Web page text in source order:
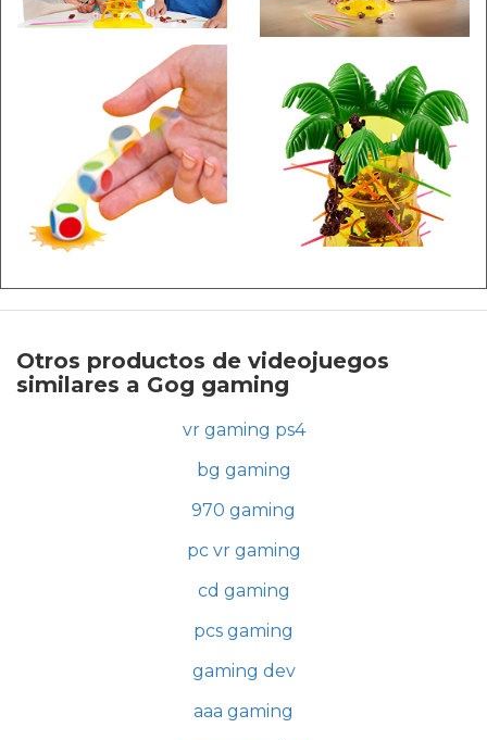
Otros productos de videojuegos
similares a Gog gaming
vr gaming ps4
bg gaming
970 gaming
pc vr gaming
cd gaming
pcs gaming
gaming dev
aaa gaming